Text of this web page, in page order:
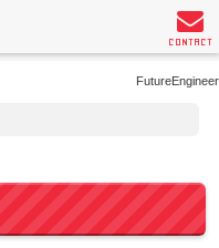
FutureEngineer
CONTACT